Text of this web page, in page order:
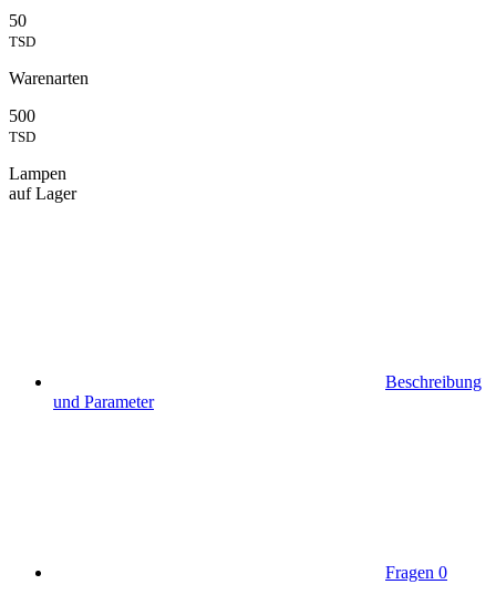
50
TSD
Warenarten
500
TSD
Lampen
auf Lager
Beschreibung
und Parameter
Fragen 0